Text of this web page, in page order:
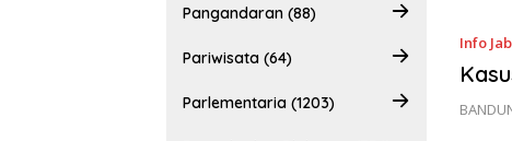
Pangandaran (88)
Pariwisata (64)
Parlementaria (1203)
Info